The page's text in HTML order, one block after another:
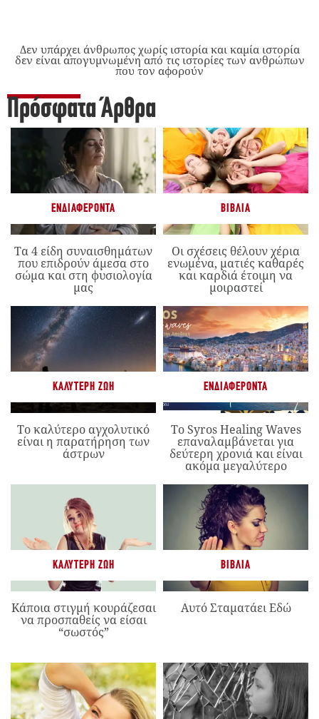
Δεν υπάρχει άνθρωπος χωρίς ιστορία και καμία ιστορία
δεν είναι απογυμνωμένη από τις ιστορίες των ανθρώπων
που τον αφορούν
Πρόσφατα Άρθρα
ΕΝΔΙΑΦΈΡΟΝΤΑ
Τα 4 είδη συναισθημάτων
που επιδρούν άμεσα στο
σώμα και στη φυσιολογία
μας
ΒΙΒΛΊΑ
Οι σχέσεις θέλουν χέρια
ενωμένα, ματιές καθαρές
και καρδιά έτοιμη να
μοιραστεί
ΚΑΛΎΤΕΡΗ ΖΩΉ
Το καλύτερο αγχολυτικό
είναι η παρατήρηση των
άστρων
ΕΝΔΙΑΦΈΡΟΝΤΑ
Το Syros Healing Waves
επαναλαμβάνεται για
δεύτερη χρονιά και είναι
ακόμα μεγαλύτερο
ΚΑΛΎΤΕΡΗ ΖΩΉ
Κάποια στιγμή κουράζεσαι
να προσπαθείς να είσαι
“σωστός”
ΒΙΒΛΊΑ
Αυτό Σταματάει Εδώ